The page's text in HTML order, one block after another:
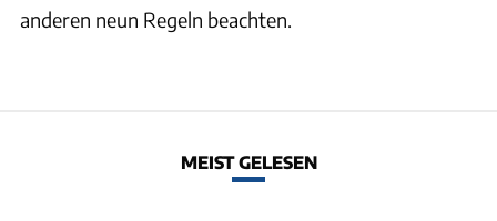
anderen neun Regeln beachten.
MEIST GELESEN